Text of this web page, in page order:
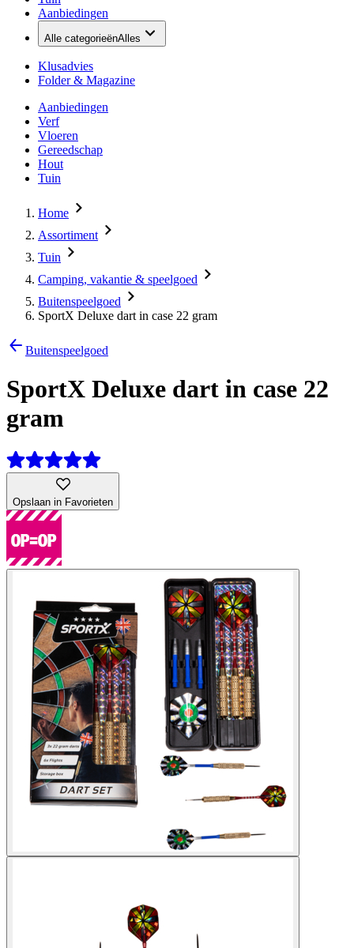
Aanbiedingen
Alle categorieënAlles
Klusadvies
Folder & Magazine
Aanbiedingen
Verf
Vloeren
Gereedschap
Hout
Tuin
Home
Assortiment
Tuin
Camping, vakantie & speelgoed
Buitenspeelgoed
SportX Deluxe dart in case 22 gram
Buitenspeelgoed
SportX Deluxe dart in case 22
gram
Opslaan in Favorieten